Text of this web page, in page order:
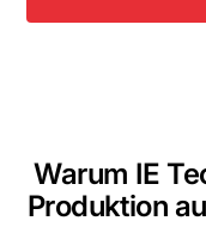
Warum IE
Produktion